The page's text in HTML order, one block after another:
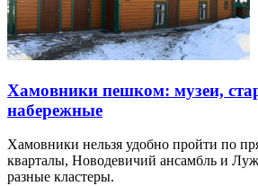
Хамовники пешком: музеи,
набережные
Хамовники нельзя удобно пройти по
кварталы, Новодевичий ансамбль и
разные кластеры.